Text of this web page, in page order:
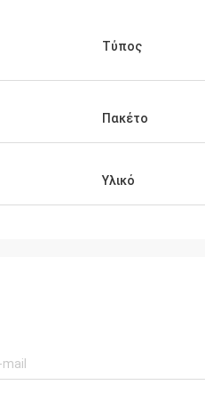
Τύπος
Πακέτο
Υλικό